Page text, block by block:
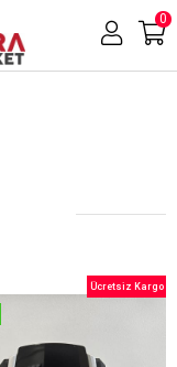
0
Ücretsiz Kargo